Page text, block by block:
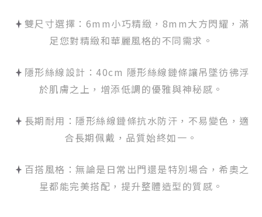
雙尺寸選擇：6mm小巧精緻，8mm大方閃耀，滿
足您對精緻和華麗風格的不同需求。
隱形絲線設計：40cm 隱形絲線鏈條讓吊墜彷彿浮
於肌膚之上，增添低調的優雅與神秘感。
長期耐用：隱形絲線鏈條抗水防汗，不易變色，適
合長期佩戴，品質始終如一。
百搭風格：無論是日常出門還是特別場合，希奧之
星都能完美搭配，提升整體造型的質感。